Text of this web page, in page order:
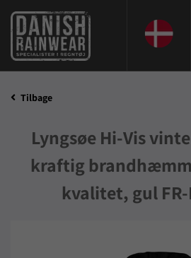
Tilbage
Lyngsøe Hi-Vis
kraftig
kvalitet, gul FR-